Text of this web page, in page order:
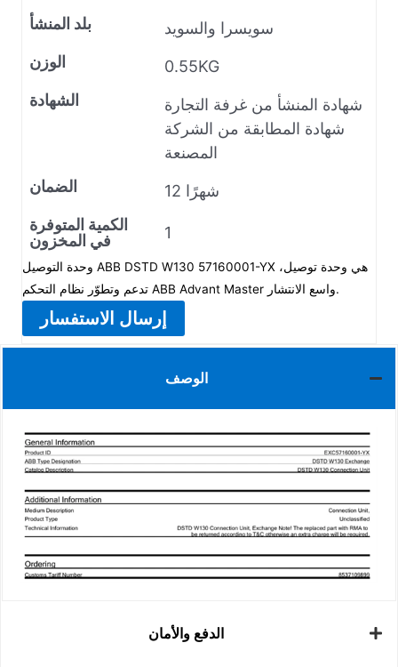
بلد المنشأ
سويسرا والسويد
الوزن
0.55KG
الشهادة
شهادة المنشأ من غرفة التجارة
شهادة المطابقة من الشركة
المصنعة
الضمان
12 شهرًا
الكمية المتوفرة
في المخزون
1
وحدة التوصيل ABB DSTD W130 57160001-YX هي وحدة توصيل،
تدعم وتطوّر نظام التحكم ABB Advant Master واسع الانتشار.
إرسال الاستفسار
الوصف
الدفع والأمان